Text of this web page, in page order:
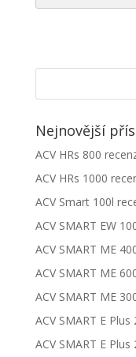
Nejnovější
ACV HRs 800
ACV HRs 1000
ACV Smart 100l
ACV SMART EW
ACV SMART ME
ACV SMART ME
ACV SMART ME
ACV SMART E
ACV SMART E